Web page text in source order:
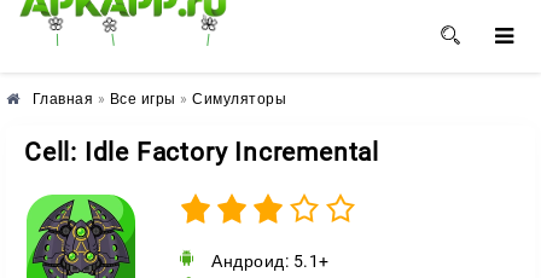
🌸 🌼 🌺
Главная » Все игры » Симуляторы
Cell: Idle Factory Incremental
Андроид: 5.1+